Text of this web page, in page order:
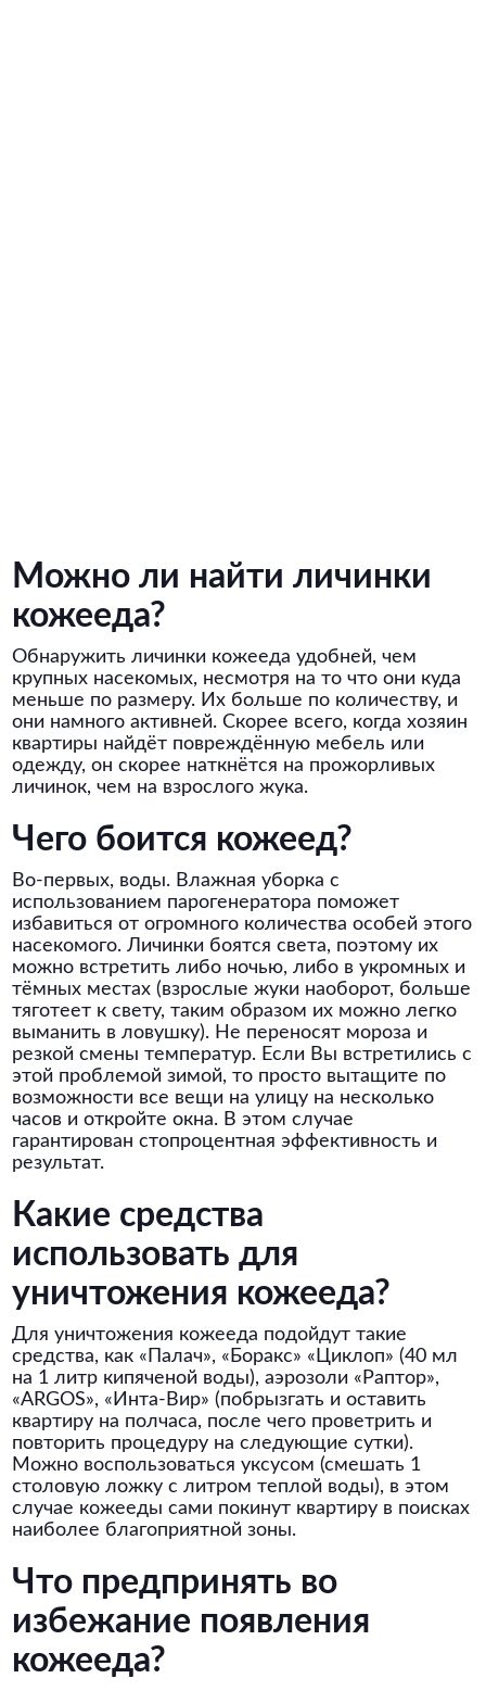
Можно ли найти личинки
кожееда?
Обнаружить личинки кожееда удобней, чем
крупных насекомых, несмотря на то что они куда
меньше по размеру. Их больше по количеству, и
они намного активней. Скорее всего, когда хозяин
квартиры найдёт повреждённую мебель или
одежду, он скорее наткнётся на прожорливых
личинок, чем на взрослого жука.
Чего боится кожеед?
Во-первых, воды. Влажная уборка с
использованием парогенератора поможет
избавиться от огромного количества особей этого
насекомого. Личинки боятся света, поэтому их
можно встретить либо ночью, либо в укромных и
тёмных местах (взрослые жуки наоборот, больше
тяготеет к свету, таким образом их можно легко
выманить в ловушку). Не переносят мороза и
резкой смены температур. Если Вы встретились с
этой проблемой зимой, то просто вытащите по
возможности все вещи на улицу на несколько
часов и откройте окна. В этом случае
гарантирован стопроцентная эффективность и
результат.
Какие средства
использовать для
уничтожения кожееда?
Для уничтожения кожееда подойдут такие
средства, как «Палач», «Боракс» «Циклоп» (40 мл
на 1 литр кипяченой воды), аэрозоли «Раптор»,
«ARGOS», «Инта-Вир» (побрызгать и оставить
квартиру на полчаса, после чего проветрить и
повторить процедуру на следующие сутки).
Можно воспользоваться уксусом (смешать 1
столовую ложку с литром теплой воды), в этом
случае кожееды сами покинут квартиру в поисках
наиболее благоприятной зоны.
Что предпринять во
избежание появления
кожееда?